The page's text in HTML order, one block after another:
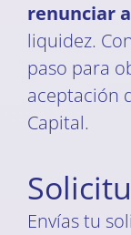
renunciar
liquidez.
paso para
aceptación
Capital.
Envías tu